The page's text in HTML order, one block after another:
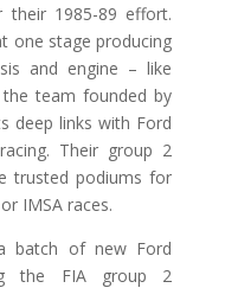
1985-89 effort.
one stage producing
and engine – like
team founded by
deep links with Ford
Their group 2
trusted podiums for
IMSA races.
batch of new Ford
the FIA group 2